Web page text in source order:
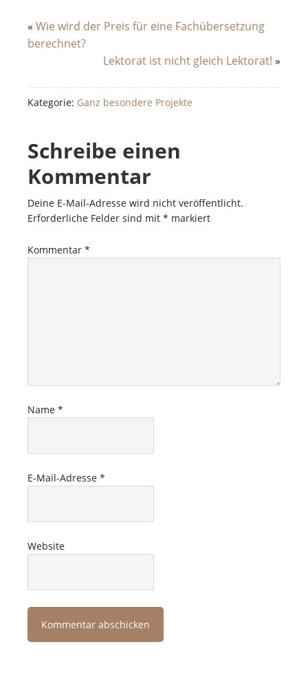
« Wie wird der Preis für eine Fachübersetzung
berechnet?
Lektorat ist nicht gleich Lektorat! »
Kategorie: Ganz besondere Projekte
Schreibe einen
Kommentar
Deine E-Mail-Adresse wird nicht veröffentlicht.
Erforderliche Felder sind mit * markiert
Kommentar *
Name *
E-Mail-Adresse *
Website